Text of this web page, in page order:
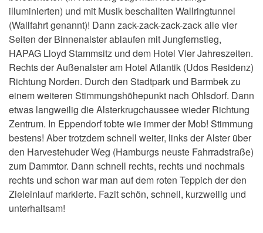
illuminierten) und mit Musik beschallten Wallringtunnel
(Wallfahrt genannt)! Dann zack-zack-zack-zack alle vier
Seiten der Binnenalster ablaufen mit Jungfernstieg,
HAPAG Lloyd Stammsitz und dem Hotel Vier Jahreszeiten.
Rechts der Außenalster am Hotel Atlantik (Udos Residenz)
Richtung Norden. Durch den Stadtpark und Barmbek zu
einem weiteren Stimmungshöhepunkt nach Ohlsdorf. Dann
etwas langweilig die Alsterkrugchaussee wieder Richtung
Zentrum. In Eppendorf tobte wie immer der Mob! Stimmung
bestens! Aber trotzdem schnell weiter, links der Alster über
den Harvestehuder Weg (Hamburgs neuste Fahrradstraße)
zum Dammtor. Dann schnell rechts, rechts und nochmals
rechts und schon war man auf dem roten Teppich der den
Zieleinlauf markierte. Fazit schön, schnell, kurzweilig und
unterhaltsam!